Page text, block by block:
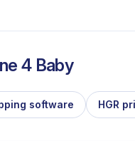
4 Baby
software HGR